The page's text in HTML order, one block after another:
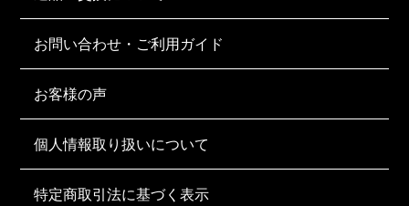
お問い合わせ・ご利用ガイド
お客様の声
個人情報取り扱いについて
特定商取引法に基づく表示